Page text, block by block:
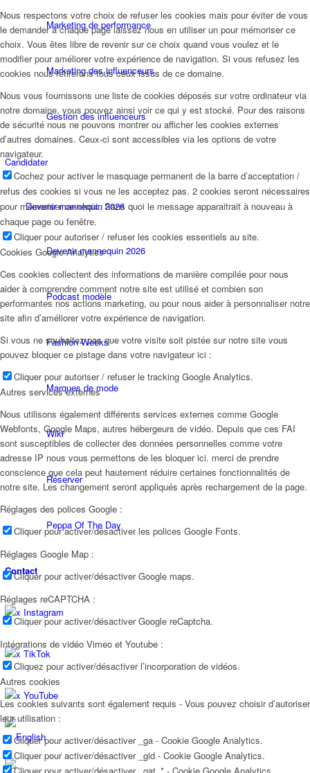
Marketing de performance
Marketing des influenceurs
Gestion des influenceurs
Candidater
Devenir mannequin 2026
Devenir mannequin 2026
Podcast modèle
Fashion Weeks
Marques de mode
Wiki
Réserver
Peppa Of The Day
Contact
x Instagram
x TikTok
x YouTube
Nous respectons votre choix de refuser les cookies mais pour éviter de vous
le demander à chaque page laissez nous en utiliser un pour mémoriser ce
choix. Vous êtes libre de revenir sur ce choix quand vous voulez et le
modifier pour améliorer votre expérience de navigation. Si vous refusez les
cookies nous retirerons tous ceux issus de ce domaine.
Nous vous fournissons une liste de cookies déposés sur votre ordinateur via
notre domaine, vous pouvez ainsi voir ce qui y est stocké. Pour des raisons
de sécurité nous ne pouvons montrer ou afficher les cookies externes
d’autres domaines. Ceux-ci sont accessibles via les options de votre
navigateur.
Cochez pour activer le masquage permanent de la barre d’acceptation /
refus des cookies si vous ne les acceptez pas. 2 cookies seront nécessaires
pour mémoriser ce choix. Sans quoi le message apparaitrait à nouveau à
chaque page ou fenêtre.
Cliquer pour autoriser / refuser les cookies essentiels au site.
Cookies Google Analytics
Ces cookies collectent des informations de manière compilée pour nous
aider à comprendre comment notre site est utilisé et combien son
performantes nos actions marketing, ou pour nous aider à personnaliser notre
site afin d’améliorer votre expérience de navigation.
Si vous ne souhaitez pas que votre visite soit pistée sur notre site vous
pouvez bloquer ce pistage dans votre navigateur ici :
Cliquer pour autoriser / refuser le tracking Google Analytics.
Autres services externes
Nous utilisons également différents services externes comme Google
Webfonts, Google Maps, autres hébergeurs de vidéo. Depuis que ces FAI
sont susceptibles de collecter des données personnelles comme votre
adresse IP nous vous permettons de les bloquer ici. merci de prendre
conscience que cela peut hautement réduire certaines fonctionnalités de
notre site. Les changement seront appliqués après rechargement de la page.
Réglages des polices Google :
Cliquer pour activer/désactiver les polices Google Fonts.
Réglages Google Map :
Cliquer pour activer/désactiver Google maps.
Réglages reCAPTCHA :
Cliquer pour activer/désactiver Google reCaptcha.
Intégrations de vidéo Vimeo et Youtube :
Cliquez pour activer/désactiver l’incorporation de vidéos.
Autres cookies
Les cookies suivants sont également requis - Vous pouvez choisir d’autoriser
leur utilisation :
Cliquer pour activer/désactiver _ga - Cookie Google Analytics.
Cliquer pour activer/désactiver _gid - Cookie Google Analytics.